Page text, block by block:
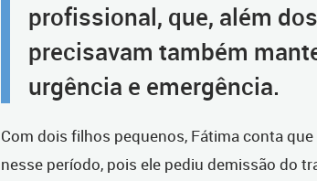
profissional, que, além
precisavam também
urgência e emergência.
Com dois filhos pequenos, Fátima conta
nesse período, pois ele pediu demissão do